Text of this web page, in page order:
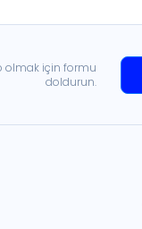
olmak için formu
doldurun.